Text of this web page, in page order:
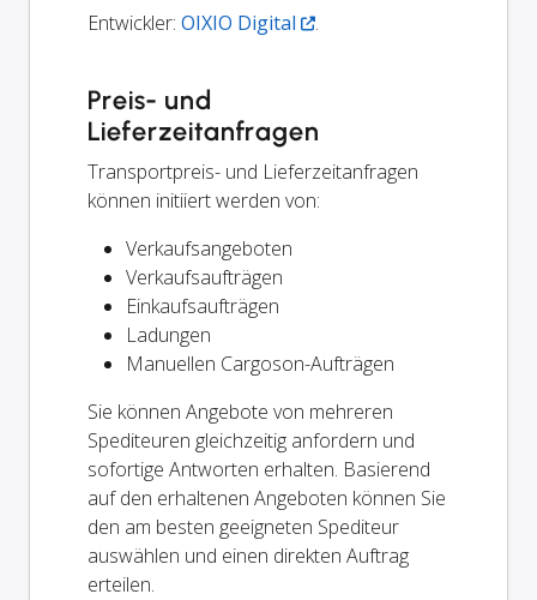
Entwickler: OIXIO Digital .
Preis- und
Lieferzeitanfragen
Transportpreis- und Lieferzeitanfragen
können initiiert werden von:
Verkaufsangeboten
Verkaufsaufträgen
Einkaufsaufträgen
Ladungen
Manuellen Cargoson-Aufträgen
Sie können Angebote von mehreren
Spediteuren gleichzeitig anfordern und
sofortige Antworten erhalten. Basierend
auf den erhaltenen Angeboten können Sie
den am besten geeigneten Spediteur
auswählen und einen direkten Auftrag
erteilen.